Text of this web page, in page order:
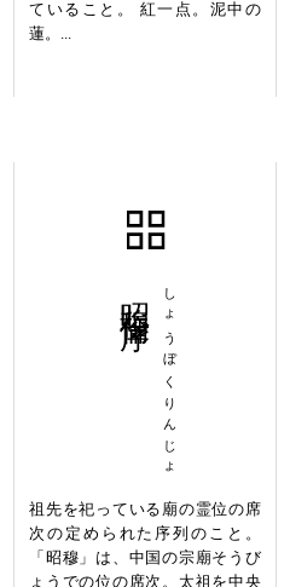
ていること。 紅一点。泥中の
蓮。...
しょうぼくりんじょ
祖先を祀っている廟の霊位の席
次の定められた序列のこと。
「昭穆」は、中国の宗廟そうび
ょうでの位の席次。太祖を中央